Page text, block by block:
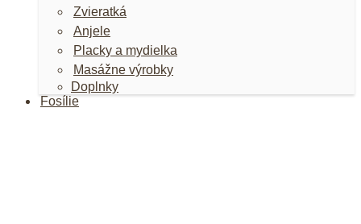
Zvieratká
Anjele
Placky a mydielka
Masážne výrobky
Doplnky
Fosílie